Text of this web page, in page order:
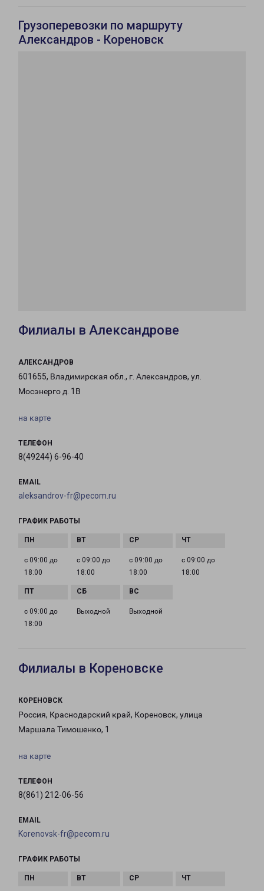
Грузоперевозки по маршруту
Александров - Кореновск
Филиалы в Александрове
АЛЕКСАНДРОВ
601655, Владимирская обл., г. Александров, ул.
Мосэнерго д. 1В
на карте
ТЕЛЕФОН
8(49244) 6-96-40
EMAIL
aleksandrov-fr@pecom.ru
ГРАФИК РАБОТЫ
с 09:00 до
18:00
с 09:00 до
18:00
с 09:00 до
18:00
с 09:00 до
18:00
с 09:00 до
18:00
Выходной Выходной
Филиалы в Кореновске
КОРЕНОВСК
Россия, Краснодарский край, Кореновск, улица
Маршала Тимошенко, 1
на карте
ТЕЛЕФОН
8(861) 212-06-56
EMAIL
Korenovsk-fr@pecom.ru
ГРАФИК РАБОТЫ